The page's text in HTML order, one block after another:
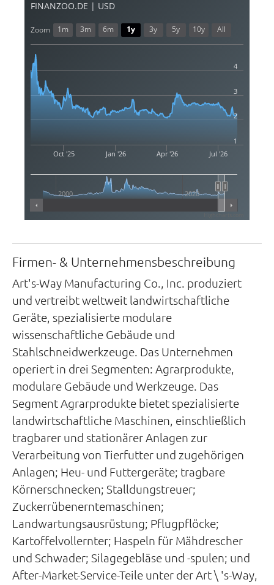
FINANZOO.DE | USD
Oct '25 Jan '26 Apr '26 Jul '26
2000 2020
2
3
4
1
Zoom 1m 3m 6m 1y 3y 5y 10y All
Firmen- & Unternehmensbeschreibung
Art's-Way Manufacturing Co., Inc. produziert
und vertreibt weltweit landwirtschaftliche
Geräte, spezialisierte modulare
wissenschaftliche Gebäude und
Stahlschneidwerkzeuge. Das Unternehmen
operiert in drei Segmenten: Agrarprodukte,
modulare Gebäude und Werkzeuge. Das
Segment Agrarprodukte bietet spezialisierte
landwirtschaftliche Maschinen, einschließlich
tragbarer und stationärer Anlagen zur
Verarbeitung von Tierfutter und zugehörigen
Anlagen; Heu- und Futtergeräte; tragbare
Körnerschnecken; Stalldungstreuer;
Zuckerrübenerntemaschinen;
Landwartungsausrüstung; Pflugpflöcke;
Kartoffelvollernter; Haspeln für Mähdrescher
und Schwader; Silagegebläse und -spulen; und
After-Market-Service-Teile unter der Art \ 's-Way,